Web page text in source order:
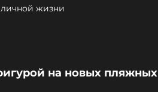
жизни
на новых пляжных